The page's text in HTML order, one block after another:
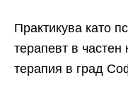
Практикува като
терапевт в частен
терапия в град